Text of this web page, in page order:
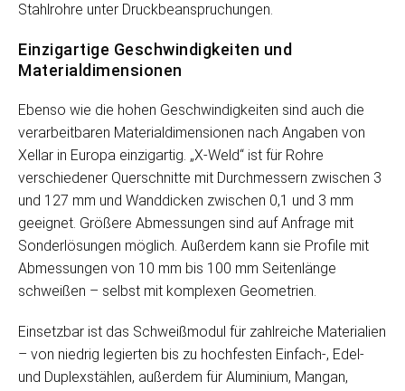
Stahlrohre unter Druckbeanspruchungen.
Einzigartige Geschwindigkeiten und
Materialdimensionen
Ebenso wie die hohen Geschwindigkeiten sind auch die
verarbeitbaren Materialdimensionen nach Angaben von
Xellar in Europa einzigartig. „X-Weld“ ist für Rohre
verschiedener Querschnitte mit Durchmessern zwischen 3
und 127 mm und Wanddicken zwischen 0,1 und 3 mm
geeignet. Größere Abmessungen sind auf Anfrage mit
Sonderlösungen möglich. Außerdem kann sie Profile mit
Abmessungen von 10 mm bis 100 mm Seitenlänge
schweißen – selbst mit komplexen Geometrien.
Einsetzbar ist das Schweißmodul für zahlreiche Materialien
– von niedrig legierten bis zu hochfesten Einfach-, Edel-
und Duplexstählen, außerdem für Aluminium, Mangan,